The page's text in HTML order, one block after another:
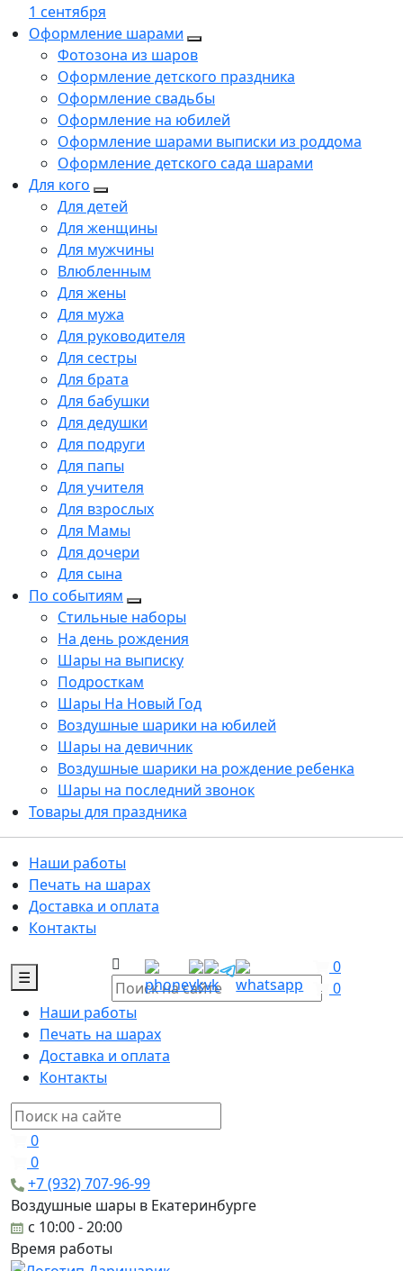
1 сентября
Оформление шарами
Фотозона из шаров
Оформление детского праздника
Оформление свадьбы
Оформление на юбилей
Оформление шарами выписки из роддома
Оформление детского сада шарами
Для кого
Для детей
Для женщины
Для мужчины
Влюбленным
Для жены
Для мужа
Для руководителя
Для сестры
Для брата
Для бабушки
Для дедушки
Для подруги
Для папы
Для учителя
Для взрослых
Для Мамы
Для дочери
Для сына
По событиям
Стильные наборы
На день рождения
Шары на выписку
Подросткам
Шары На Новый Год
Воздушные шарики на юбилей
Шары на девичник
Воздушные шарики на рождение ребенка
Шары на последний звонок
Товары для праздника
Наши работы
Печать на шарах
Доставка и оплата
Контакты
☰
0
0
Наши работы
Печать на шарах
Доставка и оплата
Контакты
0
0
+7 (932) 707-96-99
Воздушные шары в Екатеринбурге
c 10:00 - 20:00
Время работы